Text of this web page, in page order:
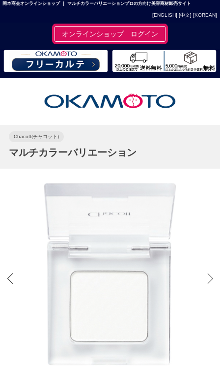
岡本商会オンラインショップ ｜ マルチカラーバリエーションプロの方向け美容商材卸売サイト
[ENGLISH] [中文] [KOREAN]
オンラインショップ ログイン
Chacott(チャコット)
マルチカラーバリエーション